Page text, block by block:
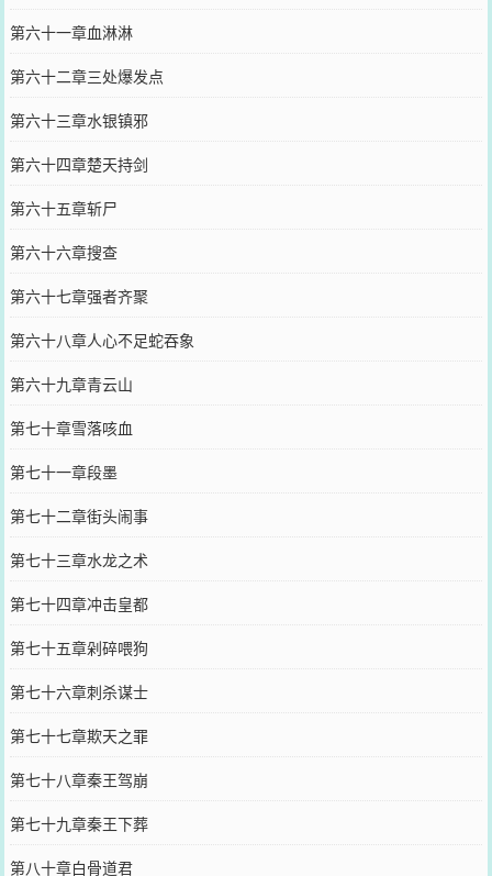
第六十一章血淋淋
第六十二章三处爆发点
第六十三章水银镇邪
第六十四章楚天持剑
第六十五章斩尸
第六十六章搜查
第六十七章强者齐聚
第六十八章人心不足蛇吞象
第六十九章青云山
第七十章雪落咳血
第七十一章段墨
第七十二章街头闹事
第七十三章水龙之术
第七十四章冲击皇都
第七十五章剁碎喂狗
第七十六章刺杀谋士
第七十七章欺天之罪
第七十八章秦王驾崩
第七十九章秦王下葬
第八十章白骨道君